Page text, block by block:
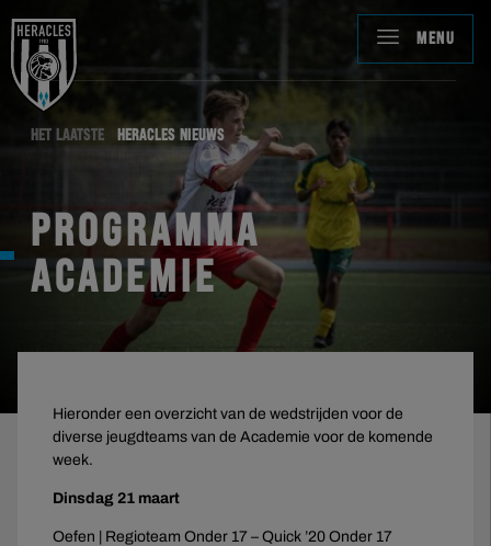
MENU
HET LAATSTE HERACLES NIEUWS
PROGRAMMA
ACADEMIE
Hieronder een overzicht van de wedstrijden voor de
diverse jeugdteams van de Academie voor de komende
week.
Dinsdag 21 maart
Oefen | Regioteam Onder 17 – Quick ’20 Onder 17